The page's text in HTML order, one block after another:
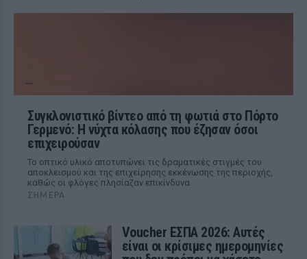
Συγκλονιστικό βίντεο από τη φωτιά στο Πόρτο
Γερμενό: Η νύχτα κόλασης που έζησαν όσοι
επιχειρούσαν
Το οπτικό υλικό αποτυπώνει τις δραματικές στιγμές του
αποκλεισμού και της επιχείρησης εκκένωσης της περιοχής,
καθώς οι φλόγες πλησίαζαν επικίνδυνα
ΣΉΜΕΡΑ
Voucher ΕΣΠΑ 2026: Αυτές
είναι οι κρίσιμες ημερομηνίες